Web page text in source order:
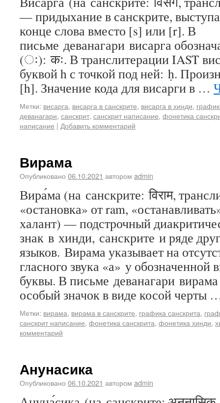
— придыхание в санскрите,
конце слова вместо [s] или [r]. В
письме деванагари висарга
(ः): कः. В транслитерации IAST
буквой h с точкой под ней: ḥ.
[h]. Значение кода для висарги в …
Метки: висарга, висарга в санскрите, висарга в хинди,
деванагари, санскрит, санскрит написание, фонетика
написание | Добавить комментарий
Вирама
Опубликовано 06.10.2021 автором admin
Вира́ма (на санскрите: विराम,
«остановка» от ram,
халант) — подстрочный
знак в хинди, санскрите и ряде
языков. Вирама указывает на
гласного звука «а» у обозначенной
буквы. В письме деванагари вирама
особый значок в виде косой черты
Метки: вирама, вирама в санскрите, графика санскрита,
санскрит написание, фонетика санскрита, фонетика хинди,
комментарий
Анунасика
Опубликовано 06.10.2021 автором admin